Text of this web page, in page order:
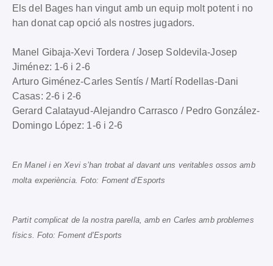
Els del Bages han vingut amb un equip molt potent i no
han donat cap opció als nostres jugadors.
Manel Gibaja-Xevi Tordera / Josep Soldevila-Josep
Jiménez: 1-6 i 2-6
Arturo Giménez-Carles Sentís / Martí Rodellas-Dani
Casas: 2-6 i 2-6
Gerard Calatayud-Alejandro Carrasco / Pedro González-
Domingo López: 1-6 i 2-6
En Manel i en Xevi s’han trobat al davant uns veritables ossos amb
molta experiència. Foto: Foment d’Esports
Partit complicat de la nostra parella, amb en Carles amb problemes
físics. Foto: Foment d’Esports